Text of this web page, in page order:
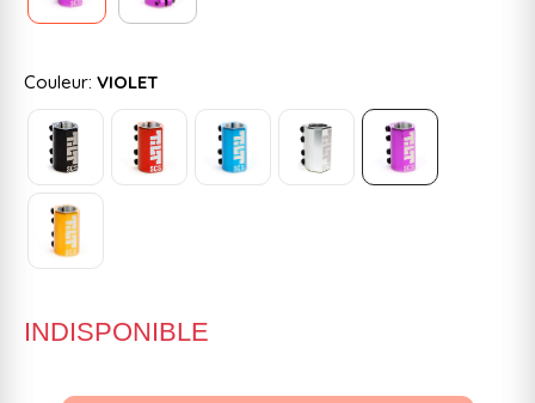
Couleur: VIOLET
INDISPONIBLE